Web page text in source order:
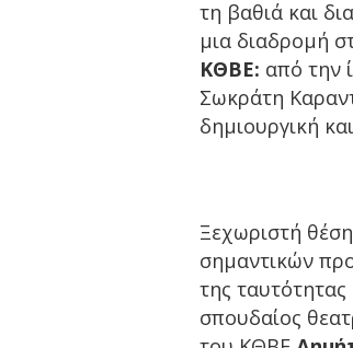
τη βαθιά και
μια διαδρομή
ΚΘΒΕ: από την
Σωκράτη
δημιουργική
Ξεχωριστή
σημαντικών
της
σπουδαίος